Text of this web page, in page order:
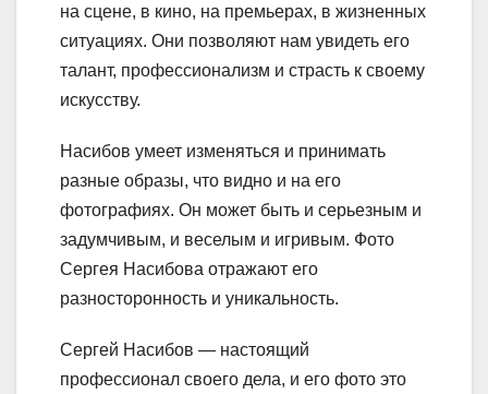
на сцене, в кино, на премьерах, в жизненных
ситуациях. Они позволяют нам увидеть его
талант, профессионализм и страсть к своему
искусству.
Насибов умеет изменяться и принимать
разные образы, что видно и на его
фотографиях. Он может быть и серьезным и
задумчивым, и веселым и игривым. Фото
Сергея Насибова отражают его
разносторонность и уникальность.
Сергей Насибов — настоящий
профессионал своего дела, и его фото это